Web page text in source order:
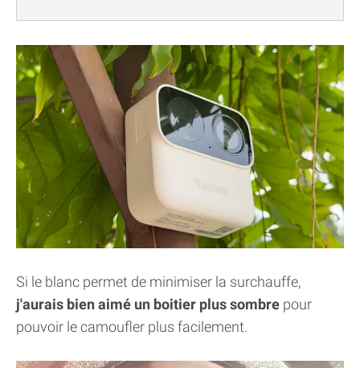
Si le blanc permet de minimiser la surchauffe,
j'aurais bien aimé un boitier plus sombre pour
pouvoir le camoufler plus facilement.